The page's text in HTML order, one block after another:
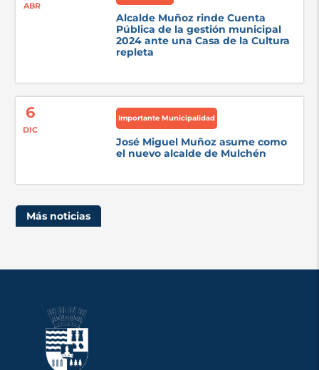
ABR
Alcalde Muñoz rinde Cuenta
Pública de la gestión municipal
2024 ante una Casa de la Cultura
repleta
6
DIC
Importante Municipalidad
José Miguel Muñoz asume como
el nuevo alcalde de Mulchén
Más noticias